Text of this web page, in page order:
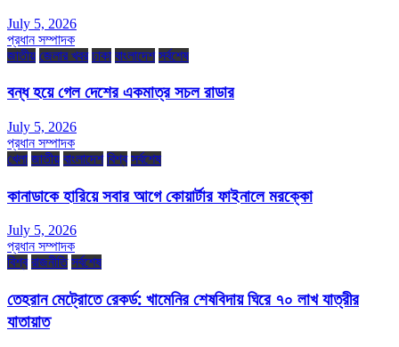
July 5, 2026
প্রধান সম্পাদক
জাতীয় জেলার খবর ঢাকা বাংলাদেশ সর্বশেষ
বন্ধ হয়ে গেল দেশের একমাত্র সচল রাডার
July 5, 2026
প্রধান সম্পাদক
খেলা জাতীয় বাংলাদেশ বিশ্ব সর্বশেষ
কানাডাকে হারিয়ে সবার আগে কোয়ার্টার ফাইনালে মরক্কো
July 5, 2026
প্রধান সম্পাদক
বিশ্ব রাজনীতি সর্বশেষ
তেহরান মেট্রোতে রেকর্ড: খামেনির শেষবিদায় ঘিরে ৭০ লাখ যাত্রীর
যাতায়াত